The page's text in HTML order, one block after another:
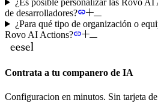
¿Es posible personalizar las Rovo
de desarrolladores?
¿Para qué tipo de organización o
Rovo AI Actions?
Contrata a tu companero de IA
Configuracion en minutos. Sin tarjeta